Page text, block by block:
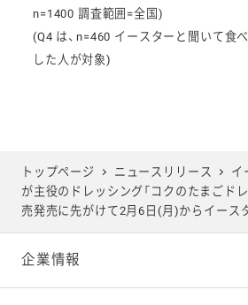
n=1400 調査範囲=全国)
(Q4 は、n=460 イースターと聞いて食
した人が対象)
トップページ ニュースリリース
イ
が主役のドレッシング「コクのたまごド
売発売に先がけて2月6日(月)からイース
企業情報